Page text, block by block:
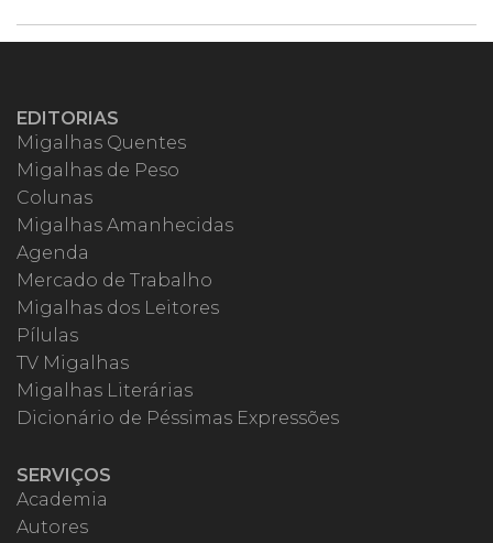
EDITORIAS
Migalhas Quentes
Migalhas de Peso
Colunas
Migalhas Amanhecidas
Agenda
Mercado de Trabalho
Migalhas dos Leitores
Pílulas
TV Migalhas
Migalhas Literárias
Dicionário de Péssimas Expressões
SERVIÇOS
Academia
Autores